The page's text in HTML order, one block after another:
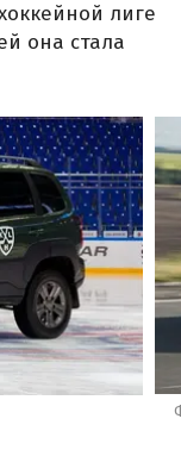
лиге
она стала